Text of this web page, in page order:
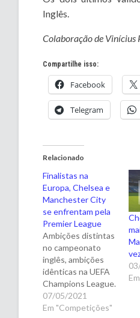
Inglês.
Colaboração de Vinícius
Compartilhe isso:
Facebook
Telegram
Relacionado
Finalistas na
Europa, Chelsea e
Manchester City
se enfrentam pela
Premier League
Ambições distintas
no campeonato
inglês, ambições
idênticas na UEFA
Champions League.
É assim que
chegam Chelsea e
07/05/2021
Em "Competições"